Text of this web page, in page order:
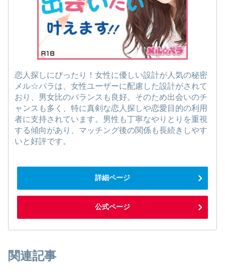
恋人探しにぴったり！女性に優しい設計が人気の秘密
メル☆パラは、女性ユーザーに配慮した設計がされて
おり、男女比のバランスも良好。そのため出会いのチ
ャンスも多く、特に真剣な恋人探しや恋愛目的の利用
者に支持されています。男性も丁寧なやりとりを重視
する傾向があり、マッチング後の関係も長続きしやす
いと好評です。
詳細ページ
公式ページ
関連記事